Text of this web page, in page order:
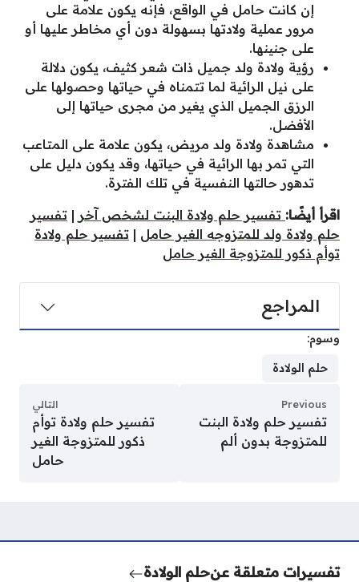
إن كانت حامل في الواقع، فإنه يكون علامة على
مرور عملية ولادتها بسهولة دون أي مخاطر عليها أو
على جنينها.
رؤية ولادة ولد جميل ذات شعر كثيف، يكون دلالة
على نيل الرائية لما تتمناه في حياتها وحصولها على
الرزق الجميل الذي يغير من مجرى حياتها إلى
الأفضل.
مشاهدة ولادة ولد مريض، يكون علامة على المتاعب
التي تمر بها الرائية في حياتها، وقد يكون دليل على
تدهور حالتها النفسية في تلك الفترة.
اقرأ أيضًا: تفسير حلم ولادة البنت لشخص آخر | تفسير
حلم ولادة ولد للمتزوجه الغير حامل | تفسير حلم ولادة
توأم ذكور للمتزوجة الغير حامل
المراجع
وسوم:
حلم الولادة
Previous
تفسير حلم ولادة البنت
للمتزوجة بدون ألم
التالي
تفسير حلم ولادة توأم
ذكور للمتزوجة الغير
حامل
تفسيرات متعلقة عنحلم الولادة